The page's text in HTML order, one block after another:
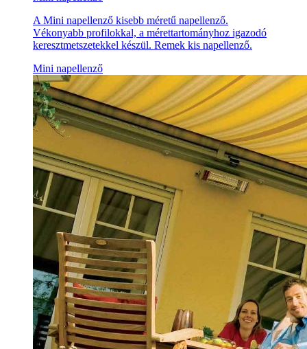
A Mini napellenző kisebb méretű napellenző.
Vékonyabb profilokkal, a mérettartományhoz igazodó
keresztmetszetekkel készül. Remek kis napellenző.
Mini napellenző